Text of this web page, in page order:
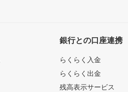
銀行との口座連携
らくらく入金
らくらく出金
残高表示サービス